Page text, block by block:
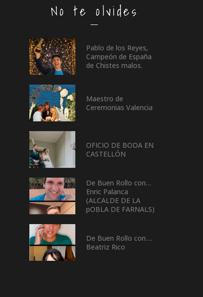
No te olvides
Pablo de los Reyes,
Campeón de España
de Chistes malos.
Maestro de
Ceremonias Valencia
OFICIO DE BODA EN
CASTELLÓN
De Buen Rollo con…
Enric Palanca
(ALCALDE DE LA
pOBLA DE FARNALS)
De Buen Rollo con….
Beatriz Rico